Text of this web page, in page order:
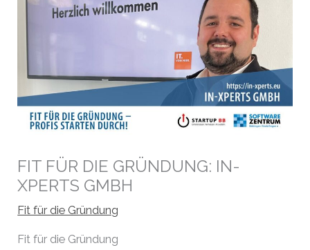
FIT FÜR DIE GRÜNDUNG: IN-
XPERTS GMBH
Fit für die Gründung
Fit für die Gründung